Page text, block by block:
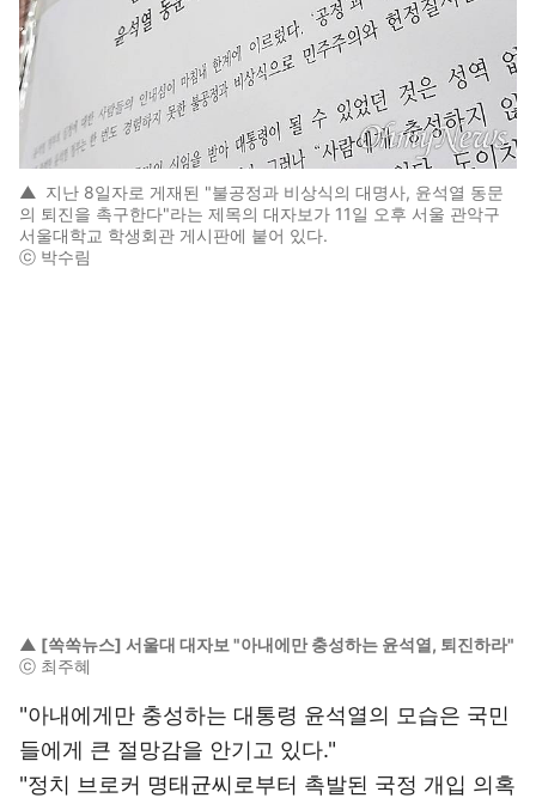
▲ 지난 8일자로 게재된 "불공정과 비상식의 대명사, 윤석열 동문
의 퇴진을 촉구한다"라는 제목의 대자보가 11일 오후 서울 관악구
서울대학교 학생회관 게시판에 붙어 있다.
ⓒ 박수림
▲ [쏙쏙뉴스] 서울대 대자보 "아내에만 충성하는 윤석열, 퇴진하라"
ⓒ 최주혜
"아내에게만 충성하는 대통령 윤석열의 모습은 국민
들에게 큰 절망감을 안기고 있다."
"정치 브로커 명태균씨로부터 촉발된 국정 개입 의혹